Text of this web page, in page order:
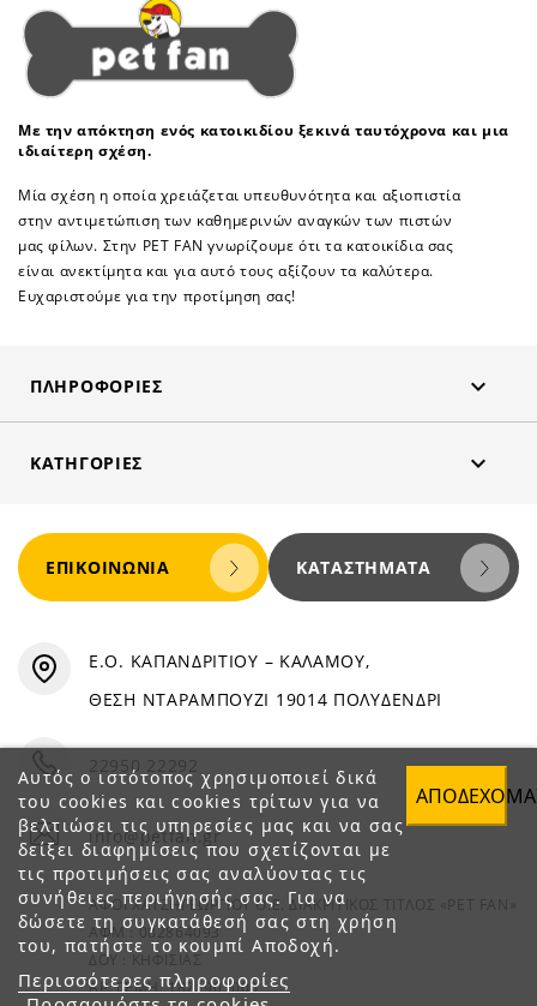
Με την απόκτηση ενός κατοικιδίου ξεκινά ταυτόχρονα και μια
ιδιαίτερη σχέση.
Μία σχέση η οποία χρειάζεται υπευθυνότητα και αξιοπιστία
στην αντιμετώπιση των καθημερινών αναγκών των πιστών
μας φίλων. Στην PET FAN γνωρίζουμε ότι τα κατοικίδια σας
είναι ανεκτίμητα και για αυτό τους αξίζουν τα καλύτερα.
Ευχαριστούμε για την προτίμηση σας!
ΠΛΗΡΟΦΟΡΊΕΣ 
ΚΑΤΗΓΟΡΊΕΣ 
Αυτός ο ιστότοπος χρησιμοποιεί δικά
του cookies και cookies τρίτων για να
βελτιώσει τις υπηρεσίες μας και να σας
δείξει διαφημίσεις που σχετίζονται με
τις προτιμήσεις σας αναλύοντας τις
συνήθειες περιήγησής σας. Για να
δώσετε τη συγκατάθεσή σας στη χρήση
του, πατήστε το κουμπί Αποδοχή.
Περισσότερες πληροφορίες
ΕΠΙΚΟΙΝΩΝΊΑ ΚΑΤΑΣΤΉΜΑΤΑ
Ε.Ο. ΚΑΠΑΝΔΡΙΤΙΟΥ – ΚΑΛΑΜΟΥ,
ΘΕΣΗ ΝΤΑΡΑΜΠΟΥΖΙ 19014 ΠΟΛΥΔΕΝΔΡΙ
22950 22292
info@petfan.gr
ΑΦΟΙ ΧΑΤΖΗΓΕΩΡΓΙΟΥ Ο.Ε. ΔΙΑΚΡΙΤΙΚΟΣ ΤΙΤΛΟΣ «PET FAN»
ΑΦΜ : 082864093
ΔΟΥ : ΚΗΦΙΣΙΑΣ
ΑΡ. ΓΕΜΗ: 1821901000